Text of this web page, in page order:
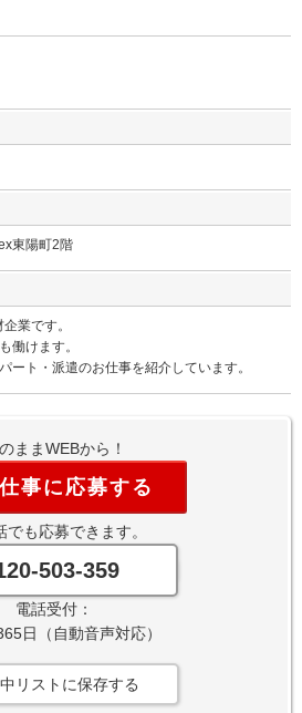
東陽町2階
業です。
働けます。
ート・派遣のお仕事を紹介しています。
ままWEBから！
事に応募する
でも応募できます。
503-359
電話受付：
日（自動音声対応）
リストに保存する